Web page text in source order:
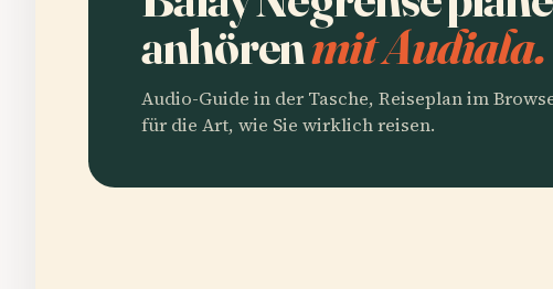
anhörenmit Audiala.
Audio-Guide in der Tasche, Reiseplan im
für die Art, wie Sie wirklich reisen.